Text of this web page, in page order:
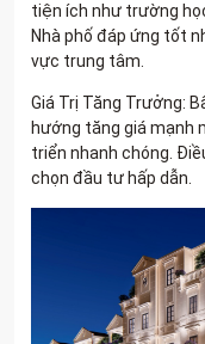
tiện ích như trường
Nhà phố đáp ứng tốt
vực trung tâm.
Giá Trị Tăng Trưởng:
hướng tăng giá mạnh
triển nhanh chóng.
chọn đầu tư hấp dẫn.